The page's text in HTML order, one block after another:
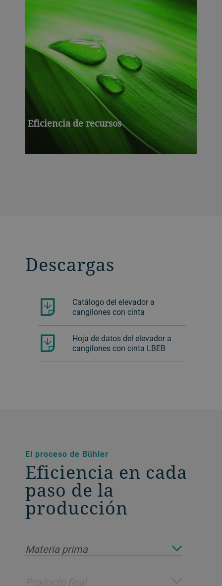
Eficiencia de recursos
Descargas
Catálogo del elevador a
cangilones con cinta
Hoja de datos del elevador a
cangilones con cinta LBEB
El proceso de Bühler
Eficiencia en cada
paso de la
producción
Materia prima